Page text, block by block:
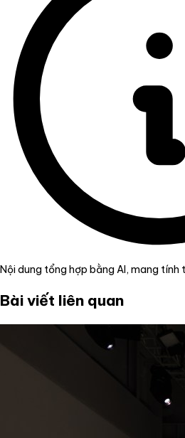
Nội dung tổng hợp bằng AI, mang tính
Bài viết liên quan